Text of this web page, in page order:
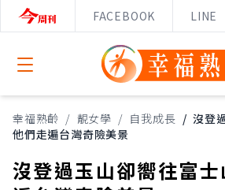
FACEBOOK LINE
Open menu
幸福熟齡 / 靚女學 / 自我成長 / 沒登
他們走遍台灣奇險美景
沒登過玉山卻嚮往富